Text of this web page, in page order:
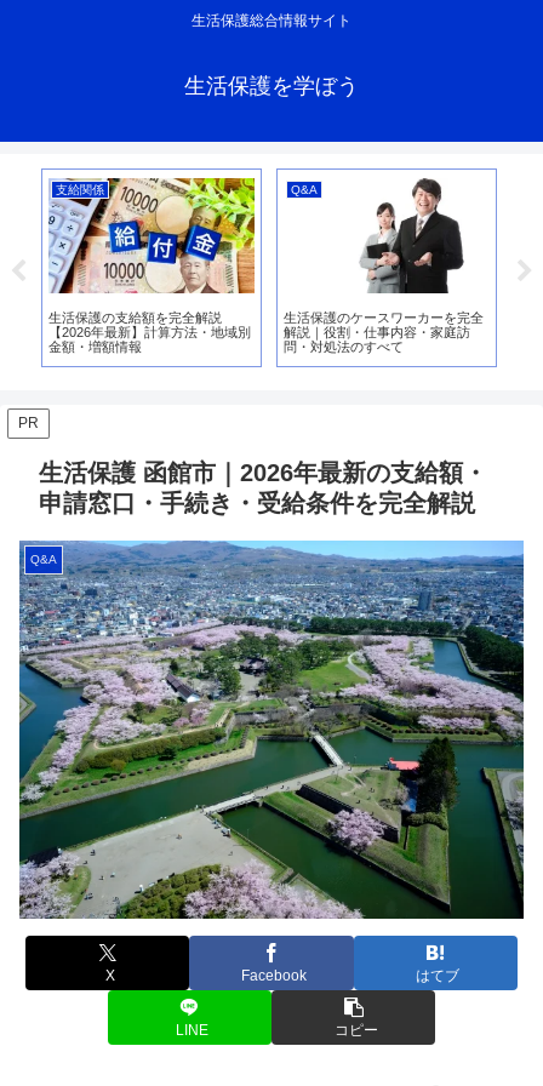
生活保護総合情報サイト
生活保護を学ぼう
支給関係
生活保護の支給額を完全解説
【2026年最新】計算方法・地域別
金額・増額情報
Q&A
生活保護のケースワーカーを完全
解説｜役割・仕事内容・家庭訪
問・対処法のすべて
PR
生活保護 函館市｜2026年最新の支給額・
申請窓口・手続き・受給条件を完全解説
Q&A
X Facebook はてブ
LINE コピー